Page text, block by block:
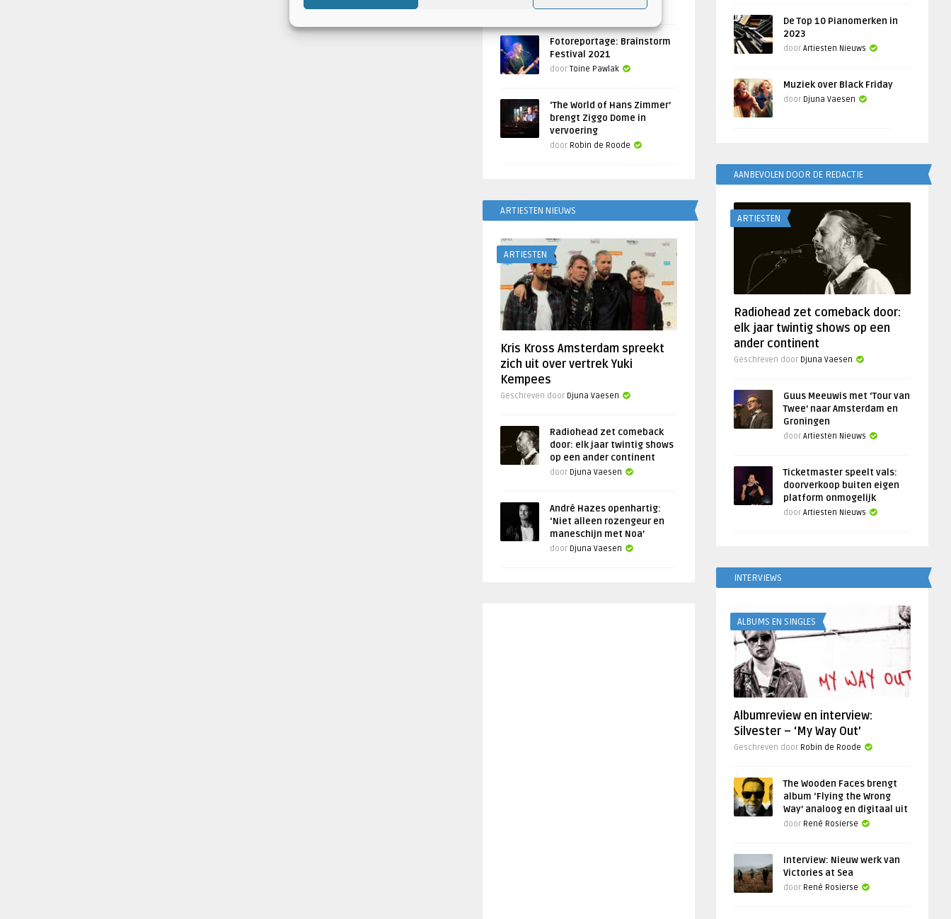
Geschreven door
Fotoreportage: Brainstorm
Festival 2021
door Toine Pawlak
‘The World of Hans Zimmer’
brengt Ziggo Dome in
vervoering
door Robin de Roode
ARTIESTEN NIEUWS
ARTIESTEN
Kris Kross Amsterdam spreekt
zich uit over vertrek Yuki
Kempees
Geschreven door Djuna Vaesen
Radiohead zet comeback
door: elk jaar twintig shows
op een ander continent
door Djuna Vaesen
André Hazes openhartig:
‘Niet alleen rozengeur en
maneschijn met Noa’
door Djuna Vaesen
De Top 10 Pianomerken in
2023
door Artiesten Nieuws
Muziek over Black Friday
door Djuna Vaesen
AANBEVOLEN DOOR DE REDACTIE
ARTIESTEN
Radiohead zet comeback door:
elk jaar twintig shows op een
ander continent
Geschreven door Djuna Vaesen
Guus Meeuwis met ‘Tour van
Twee’ naar Amsterdam en
Groningen
door Artiesten Nieuws
Ticketmaster speelt vals:
doorverkoop buiten eigen
platform onmogelijk
door Artiesten Nieuws
INTERVIEWS
ALBUMS EN SINGLES
Albumreview en interview:
Silvester – ‘My Way Out’
Geschreven door Robin de Roode
The Wooden Faces brengt
album ‘Flying the Wrong
Way’ analoog en digitaal uit
door René Rosierse
Interview: Nieuw werk van
Victories at Sea
door René Rosierse